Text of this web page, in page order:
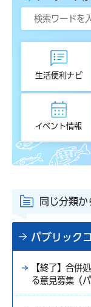
生活便利ナビ
イベント情報
同じ分類か
パブリック
【終了】合併
る意見募集（